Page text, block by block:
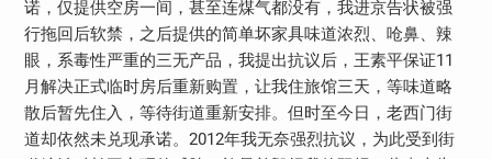
诺，仅提供空房一间，甚至连煤气都没有，我进京告状被强
行拖回后软禁，之后提供的简单坏家具味道浓烈、呛鼻、辣
眼，系毒性严重的三无产品，我提出抗议后，王素平保证11
月解决正式临时房后重新购置，让我住旅馆三天，等味道略
散后暂先住入，等待街道重新安排。但时至今日，老西门街
道却依然未兑现承诺。2012年我无奈强烈抗议，为此受到街